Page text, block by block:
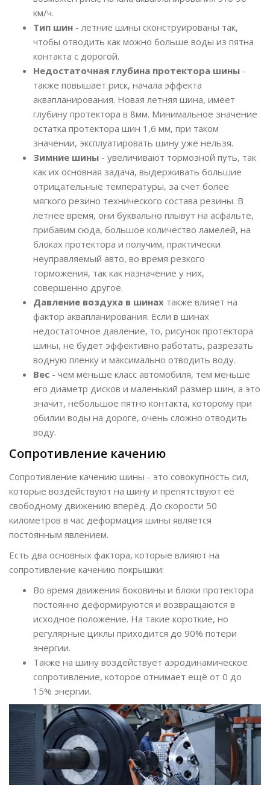
км/ч.
Тип шин - летние шины сконструированы так,
чтобы отводить как можно больше воды из пятна
контакта с дорогой.
Недостаточная глубина протектора шины -
также повышает риск, начала эффекта
аквапланирования. Новая летняя шина, имеет
глубину протектора в 8мм. Минимальное значение
остатка протектора шин 1,6 мм, при таком
значении, эксплуатировать шину уже нельзя.
Зимние шины - увеличивают тормозной путь, так
как их основная задача, выдерживать большие
отрицательные температуры, за счет более
мягкого резино технического состава резины. В
летнее время, они буквально плывут на асфальте,
прибавим сюда, большое количество ламелей, на
блоках протектора и получим, практически
неуправляемый авто, во время резкого
торможения, так как назначение у них,
совершенно другое.
Давление воздуха в шинах также влияет на
фактор аквапланирования. Если в шинах
недостаточное давление, то, рисунок протектора
шины, не будет эффективно работать, разрезать
водную пленку и максимально отводить воду.
Вес - чем меньше класс автомобиля, тем меньше
его диаметр дисков и маленький размер шин, а это
значит, небольшое пятно контакта, которому при
обилии воды на дороге, очень сложно отводить
воду.
Сопротивление качению
Сопротивление качению шины - это совокупность сил,
которые воздействуют на шину и препятствуют её
свободному движению вперёд. До скорости 50
километров в час деформация шины является
постоянным явлением.
Есть два основных фактора, которые влияют на
сопротивление качению покрышки:
Во время движения боковины и блоки протектора
постоянно деформируются и возвращаются в
исходное положение. На такие короткие, но
регулярные циклы приходится до 90% потери
энергии.
Также на шину воздействует аэродинамическое
сопротивление, которое отнимает ещё от 0 до
15% энергии.